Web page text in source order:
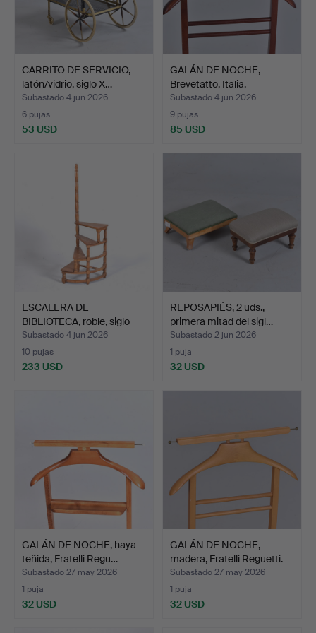
CARRITO DE SERVICIO,
latón/vidrio, siglo X…
Subastado 4 jun 2026
6 pujas
53 USD
GALÁN DE NOCHE,
Brevetatto, Italia.
Subastado 4 jun 2026
9 pujas
85 USD
ESCALERA DE
BIBLIOTECA, roble, siglo
XX.
Subastado 4 jun 2026
10 pujas
233 USD
REPOSAPIÉS, 2 uds.,
primera mitad del sigl…
Subastado 2 jun 2026
1 puja
32 USD
GALÁN DE NOCHE, haya
teñida, Fratelli Regu…
Subastado 27 may 2026
1 puja
32 USD
GALÁN DE NOCHE,
madera, Fratelli Reguetti.
Subastado 27 may 2026
1 puja
32 USD